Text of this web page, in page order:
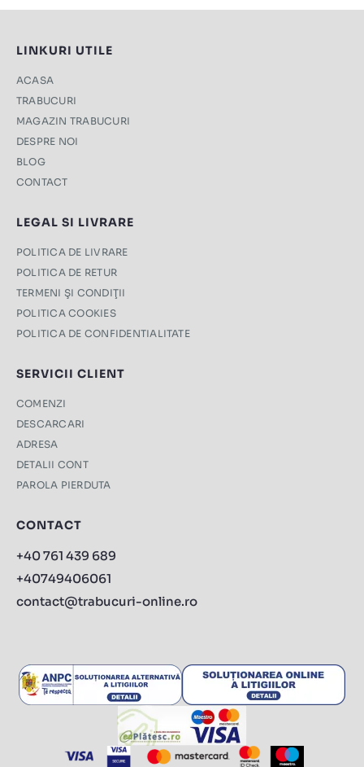
LINKURI UTILE
ACASA
TRABUCURI
MAGAZIN TRABUCURI
DESPRE NOI
BLOG
CONTACT
LEGAL SI LIVRARE
POLITICA DE LIVRARE
POLITICA DE RETUR
TERMENI ŞI CONDIŢII
POLITICA COOKIES
POLITICA DE CONFIDENTIALITATE
SERVICII CLIENT
COMENZI
DESCARCARI
ADRESA
DETALII CONT
PAROLA PIERDUTA
CONTACT
+40 761 439 689
+40749406061
contact@trabucuri-online.ro